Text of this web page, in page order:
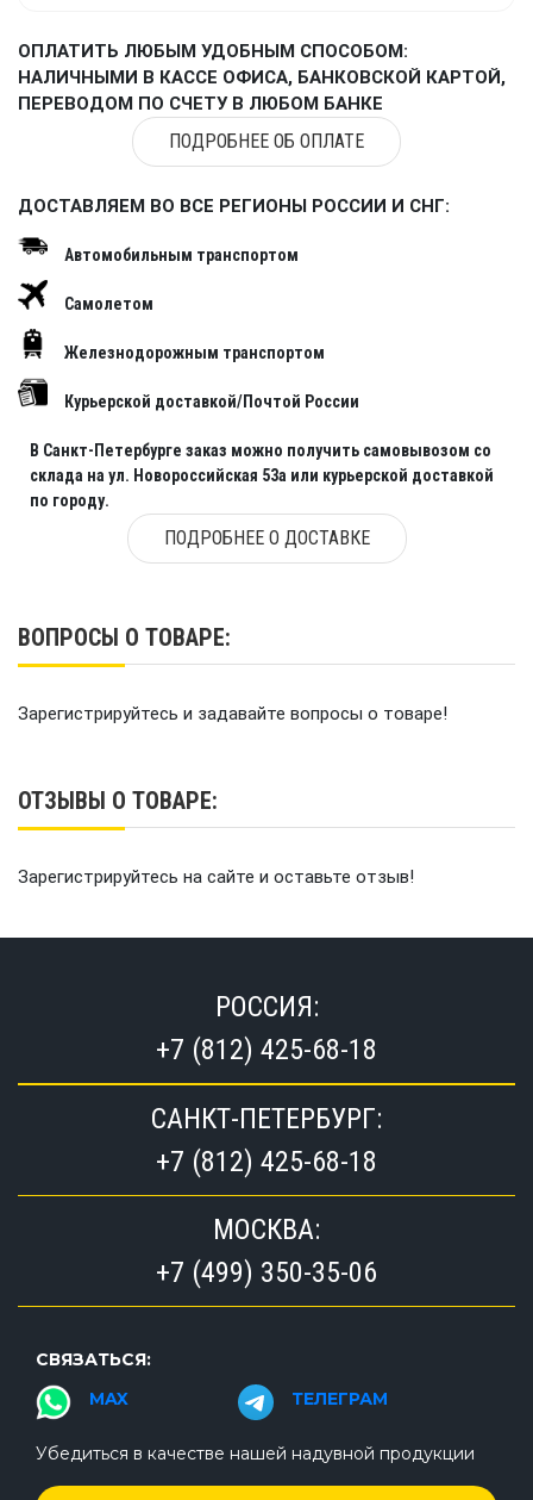
ОПЛАТИТЬ ЛЮБЫМ УДОБНЫМ СПОСОБОМ:
НАЛИЧНЫМИ В КАССЕ ОФИСА, БАНКОВСКОЙ КАРТОЙ,
ПЕРЕВОДОМ ПО СЧЕТУ В ЛЮБОМ БАНКЕ
ПОДРОБНЕЕ ОБ ОПЛАТЕ
ДОСТАВЛЯЕМ ВО ВСЕ РЕГИОНЫ РОССИИ И СНГ:
Автомобильным транспортом
Самолетом
Железнодорожным транспортом
Курьерской доставкой/Почтой России
В Санкт-Петербурге заказ можно получить самовывозом со
склада на ул. Новороссийская 53а или курьерской доставкой
по городу.
ПОДРОБНЕЕ О ДОСТАВКЕ
ВОПРОСЫ О ТОВАРЕ:
Зарегистрируйтесь и задавайте вопросы о товаре!
ОТЗЫВЫ О ТОВАРЕ:
Зарегистрируйтесь на сайте и оставьте отзыв!
РОССИЯ:
+7 (812) 425-68-18
САНКТ-ПЕТЕРБУРГ:
+7 (812) 425-68-18
МОСКВА:
+7 (499) 350-35-06
СВЯЗАТЬСЯ:
MAX
ТЕЛЕГРАМ
Убедиться в качестве нашей надувной продукции